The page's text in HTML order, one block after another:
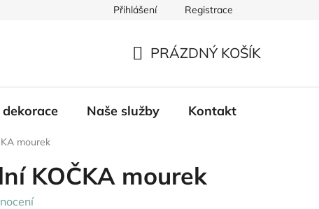
Přihlášení Registrace
KOŠÍK
PRÁZDNÝ KOŠÍK
Naše služby Kontakt
mourek
KOČKA mourek